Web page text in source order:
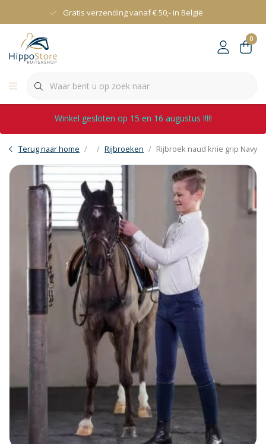
Gratis verzending vanaf € 50,- in België
0
Winkel gesloten op 15 en 16 augustus !!!!!
Terug naar home Rijbroeken Rijbroek naud knie grip Navy